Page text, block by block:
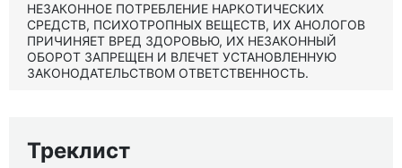
НЕЗАКОННОЕ ПОТРЕБЛЕНИЕ НАРКОТИЧЕСКИХ
СРЕДСТВ, ПСИХОТРОПНЫХ ВЕЩЕСТВ, ИХ АНОЛОГОВ
ПРИЧИНЯЕТ ВРЕД ЗДОРОВЬЮ, ИХ НЕЗАКОННЫЙ
ОБОРОТ ЗАПРЕЩЕН И ВЛЕЧЕТ УСТАНОВЛЕННУЮ
ЗАКОНОДАТЕЛЬСТВОМ ОТВЕТСТВЕННОСТЬ.
Треклист